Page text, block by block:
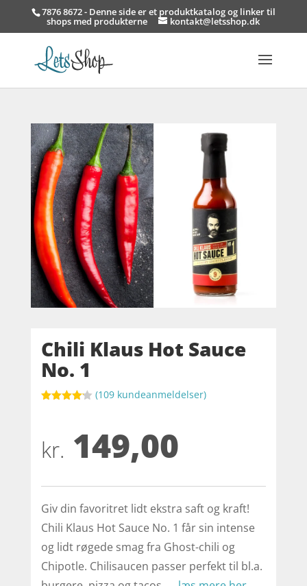
7876 8672 - Denne side er et produktkatalog og linker til
shops med produkterne kontakt@letsshop.dk
Chili Klaus Hot Sauce
No. 1
på
kundebedø
(109 kundeanmeldelser)
kr. 149,00
Giv din favoritret lidt ekstra saft og kraft!
Chili Klaus Hot Sauce No. 1 får sin intense
og lidt røgede smag fra Ghost-chili og
Chipotle. Chilisaucen passer perfekt til bl.a.